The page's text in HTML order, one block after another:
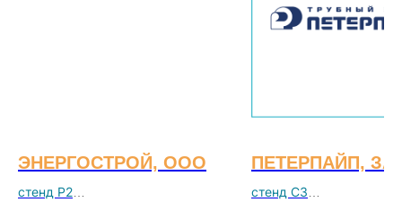
ЭНЕРГОСТРОЙ, ООО
стенд Р2
ПЕТЕРПАЙП,
стенд С3